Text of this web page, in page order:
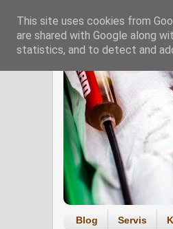
Blog Servis
This site uses cookies from
are shared with Google along
statistics, and to detect and